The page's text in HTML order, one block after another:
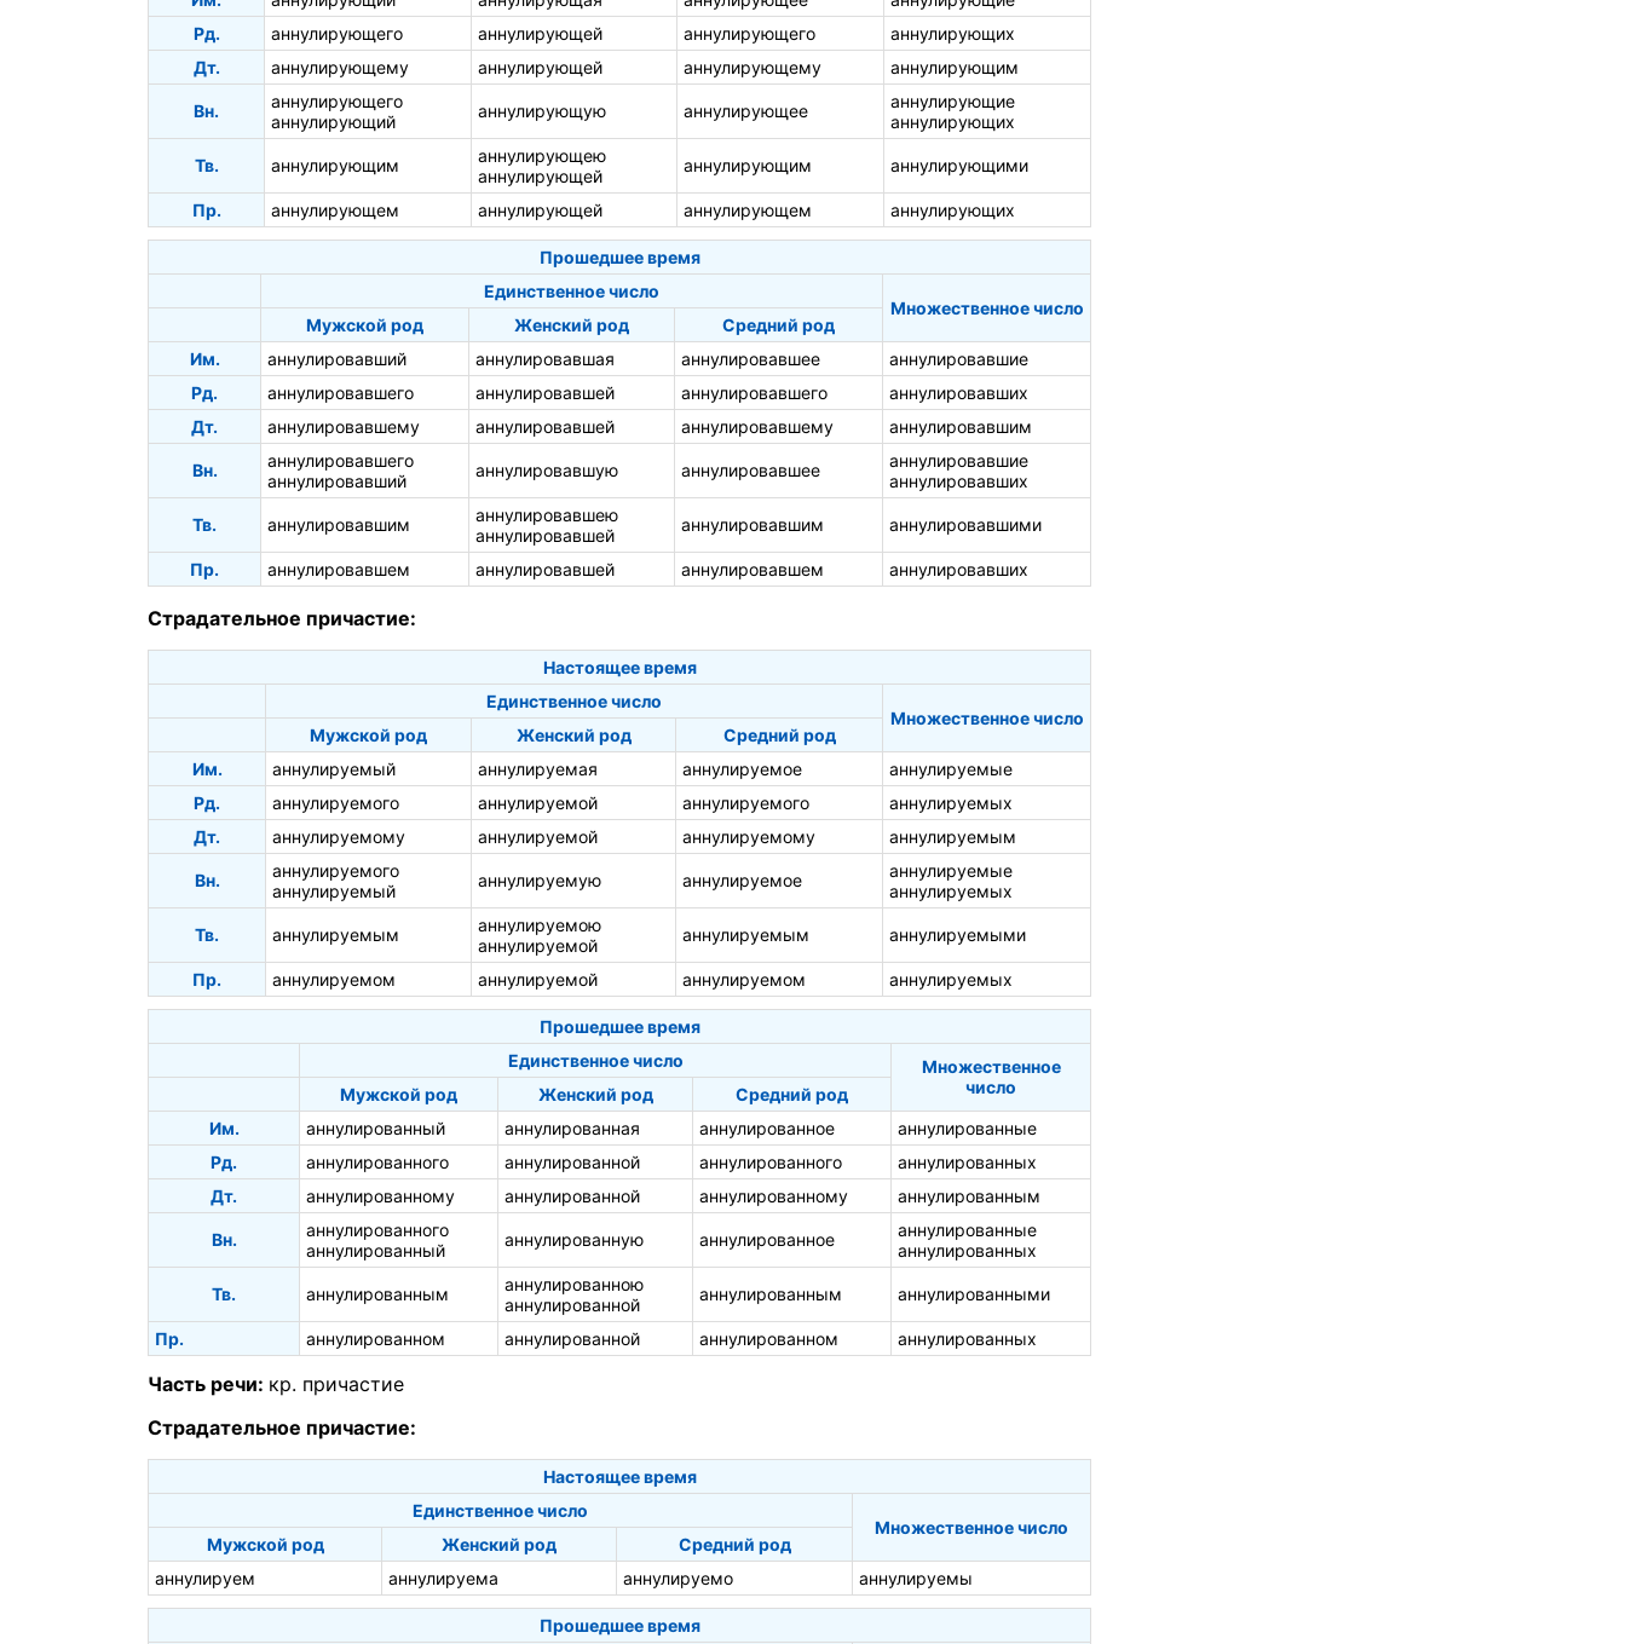
Рд.
аннулирующего аннулирующей аннулирующего
аннулирующих
Дт.
аннулирующему аннулирующей аннулирующему аннулирующим
Вн.
аннулирующего
аннулирующий
аннулирующую аннулирующее
аннулирующие
аннулирующих
Тв. аннулирующим
аннулирующею
аннулирующей
аннулирующим аннулирующими
Пр. аннулирующем аннулирующей аннулирующем аннулирующих
Прошедшее время
Единственное число
Множественное число
Мужской род
Женский род
Средний род
Им.
аннулировавший аннулировавшая аннулировавшее
аннулировавшие
Рд.
аннулировавшего аннулировавшей аннулировавшего
аннулировавших
Дт.
аннулировавшему аннулировавшей аннулировавшему аннулировавшим
Вн.
аннулировавшего
аннулировавший
аннулировавшую аннулировавшее
аннулировавшие
аннулировавших
Тв. аннулировавшим
аннулировавшею
аннулировавшей
аннулировавшим аннулировавшими
Пр. аннулировавшем аннулировавшей аннулировавшем аннулировавших
Страдательное причастие:
Настоящее время
Единственное число
Множественное число
Мужской род
Женский род
Средний род
Им.
аннулируемый аннулируемая аннулируемое
аннулируемые
Рд.
аннулируемого аннулируемой аннулируемого
аннулируемых
Дт.
аннулируемому аннулируемой аннулируемому аннулируемым
Вн.
аннулируемого
аннулируемый
аннулируемую аннулируемое
аннулируемые
аннулируемых
Тв. аннулируемым
аннулируемою
аннулируемой
аннулируемым аннулируемыми
Пр. аннулируемом аннулируемой аннулируемом аннулируемых
Прошедшее время
Единственное число
Множественное
число
Мужской род Женский род
Средний род
Им.
аннулированный аннулированная аннулированное
аннулированные
Рд.
аннулированного аннулированной аннулированного
аннулированных
Дт.
аннулированному аннулированной аннулированному аннулированным
Вн.
аннулированного
аннулированный
аннулированную аннулированное
аннулированные
аннулированных
Тв. аннулированным
аннулированною
аннулированной
аннулированным аннулированными
Пр. аннулированном аннулированной аннулированном аннулированных
Часть речи: кр. причастие
Страдательное причастие:
Настоящее время
Единственное число
Множественное число
Мужской род
Женский род
Средний род
аннулируем
аннулируема аннулируемо аннулируемы
Прошедшее время